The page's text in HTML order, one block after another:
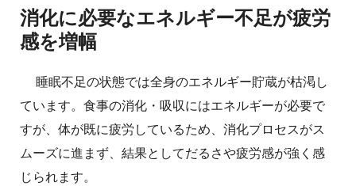
消化に必要なエネルギー不足が疲労
感を増幅
睡眠不足の状態では全身のエネルギー貯蔵が枯渇し
ています。食事の消化・吸収にはエネルギーが必要で
すが、体が既に疲労しているため、消化プロセスがス
ムーズに進まず、結果としてだるさや疲労感が強く感
じられます。